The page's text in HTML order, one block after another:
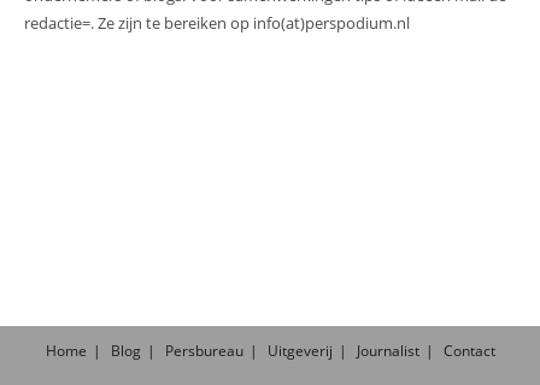
redactie=. Ze zijn te bereiken op info(at)perspodium.nl
Home Blog Persbureau Uitgeverij Journalist Contact